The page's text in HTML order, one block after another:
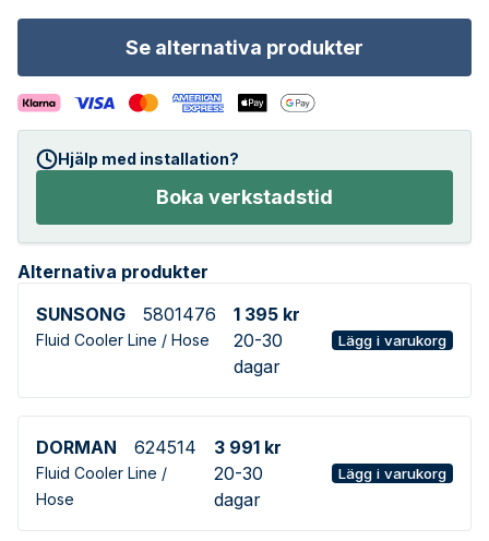
Se alternativa produkter
Hjälp med installation?
Boka verkstadstid
Alternativa produkter
SUNSONG
5801476
Fluid Cooler Line / Hose
1 395 kr
20-30
dagar
Lägg i varukorg
DORMAN 624514
Fluid Cooler Line /
Hose
3 991 kr
20-30
dagar
Lägg i varukorg